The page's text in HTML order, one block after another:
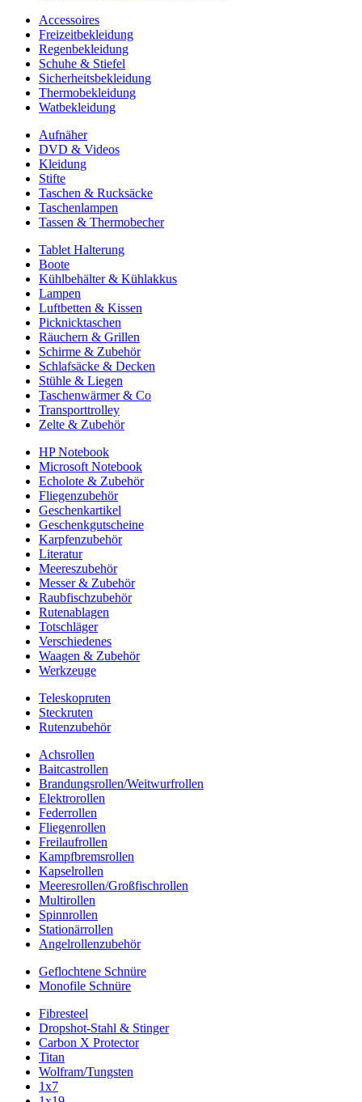
Accessoires
Freizeitbekleidung
Regenbekleidung
Schuhe & Stiefel
Sicherheitsbekleidung
Thermobekleidung
Watbekleidung
Aufnäher
DVD & Videos
Kleidung
Stifte
Taschen & Rucksäcke
Taschenlampen
Tassen & Thermobecher
Tablet Halterung
Boote
Kühlbehälter & Kühlakkus
Lampen
Luftbetten & Kissen
Picknicktaschen
Räuchern & Grillen
Schirme & Zubehör
Schlafsäcke & Decken
Stühle & Liegen
Taschenwärmer & Co
Transporttrolley
Zelte & Zubehör
HP Notebook
Microsoft Notebook
Echolote & Zubehör
Fliegenzubehör
Geschenkartikel
Geschenkgutscheine
Karpfenzubehör
Literatur
Meereszubehör
Messer & Zubehör
Raubfischzubehör
Rutenablagen
Totschläger
Verschiedenes
Waagen & Zubehör
Werkzeuge
Teleskopruten
Steckruten
Rutenzubehör
Achsrollen
Baitcastrollen
Brandungsrollen/Weitwurfrollen
Elektrorollen
Federrollen
Fliegenrollen
Freilaufrollen
Kampfbremsrollen
Kapselrollen
Meeresrollen/Großfischrollen
Multirollen
Spinnrollen
Stationärrollen
Angelrollenzubehör
Geflochtene Schnüre
Monofile Schnüre
Fibresteel
Dropshot-Stahl & Stinger
Carbon X Protector
Titan
Wolfram/Tungsten
1x7